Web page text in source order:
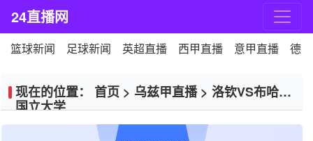
24直播网
篮球新闻 足球新闻 英超直播 西甲直播 意甲直播 德
现在的位置： 首页 > 乌兹甲直播> 洛钦VS布哈拉
国立大学